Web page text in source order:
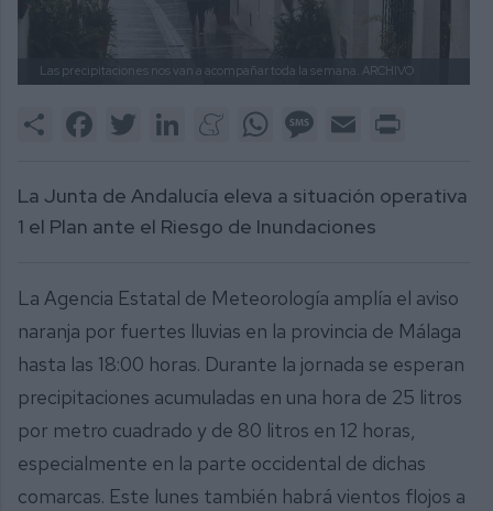
Las precipitaciones nos van a acompañar toda la semana.ARCHIVO
Share FacebookTwitter LinkedInMeneameWhatsAppMessage
Email
La Junta de Andalucía eleva a situación operativa
1 el Plan ante el Riesgo de Inundaciones
La Agencia Estatal de Meteorología amplía el aviso
naranja por fuertes lluvias en la provincia de Málaga
hasta las 18:00 horas. Durante la jornada se esperan
precipitaciones acumuladas en una hora de 25 litros
por metro cuadrado y de 80 litros en 12 horas,
especialmente en la parte occidental de dichas
comarcas. Este lunes también habrá vientos flojos a